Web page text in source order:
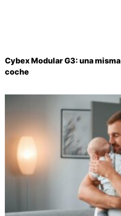
Cybex Modular G3: una
coche